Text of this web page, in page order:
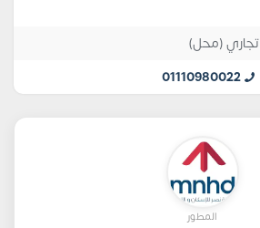
تجاري (محل)
01110980022
المطور